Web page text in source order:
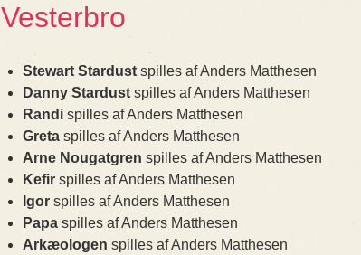
Vesterbro
Stewart Stardust spilles af Anders Matthesen
Danny Stardust spilles af Anders Matthesen
Randi spilles af Anders Matthesen
Greta spilles af Anders Matthesen
Arne Nougatgren spilles af Anders Matthesen
Kefir spilles af Anders Matthesen
Igor spilles af Anders Matthesen
Papa spilles af Anders Matthesen
Arkæologen spilles af Anders Matthesen